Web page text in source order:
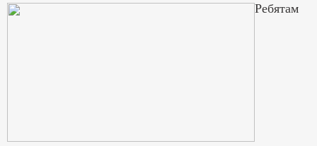
Ребятам